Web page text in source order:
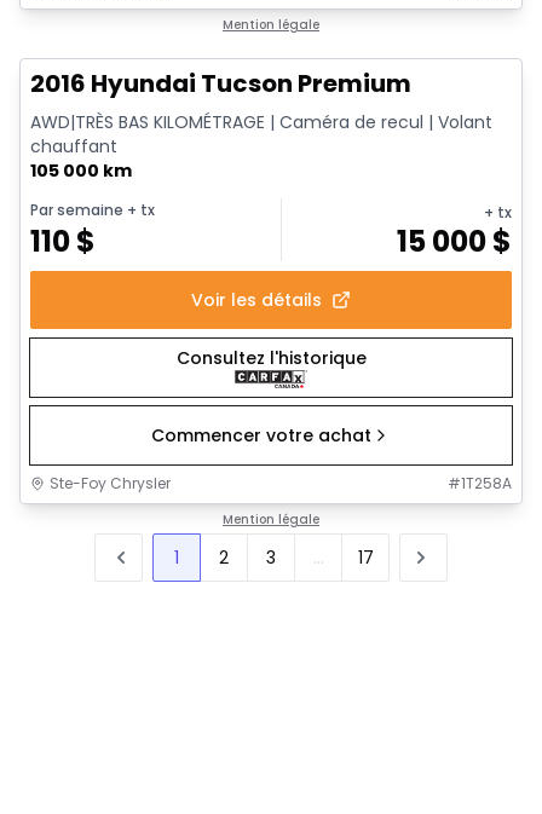
Mention légale
2016 Hyundai Tucson Premium
AWD|TRÈS BAS KILOMÉTRAGE | Caméra de recul | Volant
chauffant
105 000 km
Par semaine + tx
110$
+ tx
15 000$
Voir les détails
Consultez l'historique
Commencer votre achat
Ste-Foy Chrysler #1T258A
Mention légale
1 2 3 ... 17